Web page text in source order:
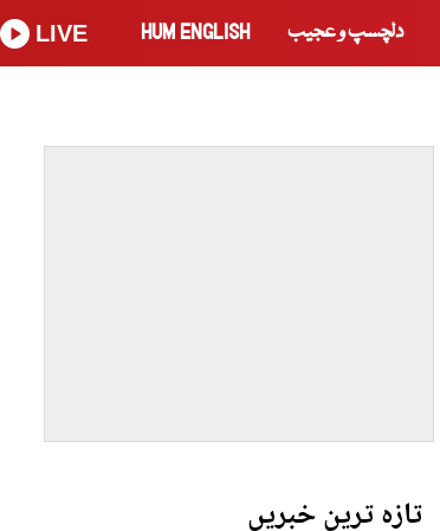
دلچسپ و عجیب HUM ENGLISH
LIVE
تازہ ترین خبریں